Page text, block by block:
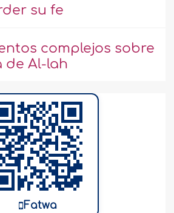
su fe
complejos sobre
de Al-lah
Fatwa